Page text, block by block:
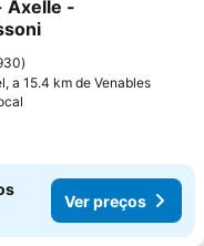
aos favoritos
Axelle -
a 15.4 km de Venables
Ver preços